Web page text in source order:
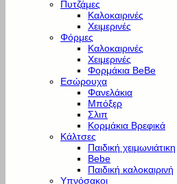
Πυτζάμες
Καλοκαιρινές
Χειμερινές
Φόρμες
Καλοκαιρινές
Χειμερινές
Φορμάκια BeBe
Εσώρουχα
Φανελάκια
Μπόξερ
Σλιπ
Κορμάκια Βρεφικά
Κάλτσες
Παιδική χειμωνιάτικη
Bebe
Παιδική καλοκαιρινή
Υπνόσακοι